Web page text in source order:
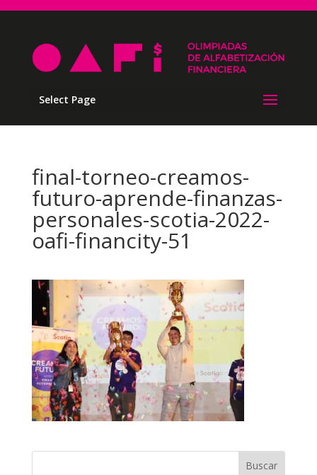
Select Page
final-torneo-creamos-
futuro-aprende-finanzas-
personales-scotia-2022-
oafi-financity-51